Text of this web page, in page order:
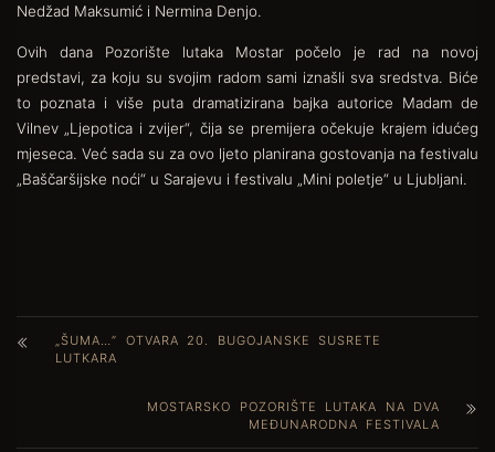
Nedžad Maksumić i Nermina Denjo.
Ovih dana Pozorište lutaka Mostar počelo je rad na novoj
predstavi, za koju su svojim radom sami iznašli sva sredstva. Biće
to poznata i više puta dramatizirana bajka autorice Madam de
Vilnev „Ljepotica i zvijer“, čija se premijera očekuje krajem idućeg
mjeseca. Već sada su za ovo ljeto planirana gostovanja na festivalu
„Baščaršijske noći“ u Sarajevu i festivalu „Mini poletje“ u Ljubljani.
„ŠUMA…“ OTVARA 20. BUGOJANSKE SUSRETE
LUTKARA
MOSTARSKO POZORIŠTE LUTAKA NA DVA
MEĐUNARODNA FESTIVALA